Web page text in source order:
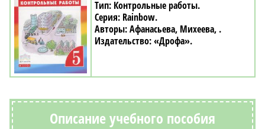
Контрольные работы
Rainbow
Афанасьева, Михеева,
«Дрофа»
Описание учебного пособия